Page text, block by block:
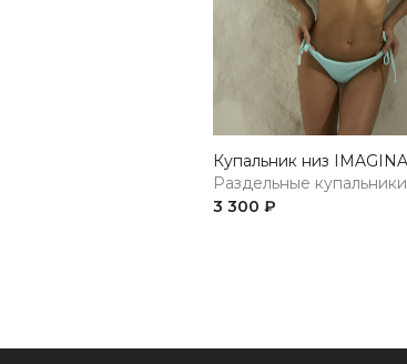
Раздельные купальники
3 300 ₽